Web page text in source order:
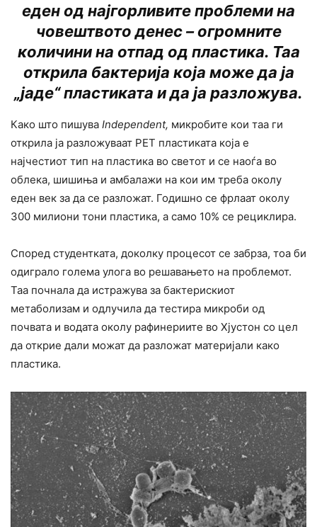
еден од најгорливите проблеми на
човештвото денес – огромните
количини на отпад од пластика. Таа
открила бактерија која може да ја
„јаде“ пластиката и да ја разложува.
Како што пишува Independent, микробите кои таа ги
открила ја разложуваат PET пластиката која е
најчестиот тип на пластика во светот и се наоѓа во
облека, шишиња и амбалажи на кои им треба околу
еден век за да се разложат. Годишно се фрлаат околу
300 милиони тони пластика, а само 10% се рециклира.
Според студентката, доколку процесот се забрза, тоа би
одиграло голема улога во решавањето на проблемот.
Таа почнала да истражува за бактерискиот
метаболизам и одлучила да тестира микроби од
почвата и водата околу рафинериите во Хјустон со цел
да открие дали можат да разложат материјали како
пластика.